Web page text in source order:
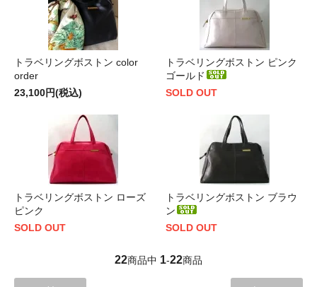
トラベリングボストン color
order
23,100円(税込)
トラベリングボストン ピンク
ゴールド
SOLD OUT
トラベリングボストン ローズ
ピンク
SOLD OUT
トラベリングボストン ブラウ
ン
SOLD OUT
22商品中 1-22商品